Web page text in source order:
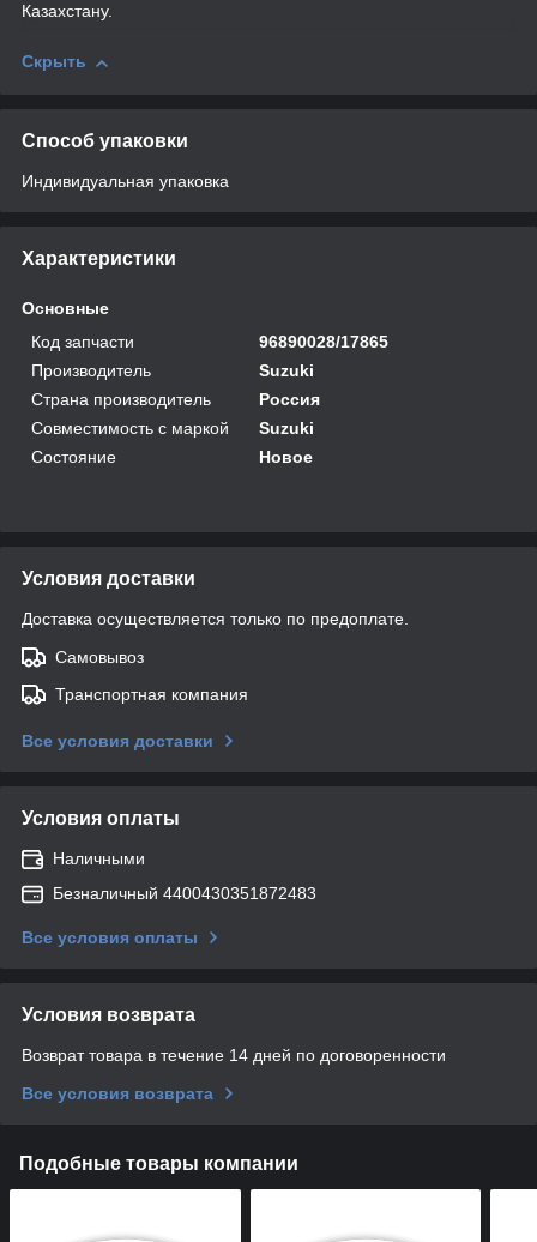
Казахстану.
Скрыть
Способ упаковки
Индивидуальная упаковка
Характеристики
Основные
Код запчасти
96890028/17865
Производитель
Suzuki
Страна производитель
Россия
Совместимость с маркой
Suzuki
Состояние
Новое
Условия доставки
Доставка осуществляется только по предоплате.
Самовывоз
Транспортная компания
Все условия доставки
Условия оплаты
Наличными
Безналичный 4400430351872483
Все условия оплаты
Условия возврата
Возврат товара в течение 14 дней по договоренности
Все условия возврата
Подобные товары компании